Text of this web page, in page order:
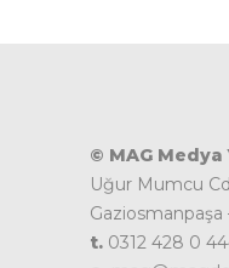
© MAG Medya
Uğur Mumcu
Gaziosmanpaşa
t. 0312 428 0